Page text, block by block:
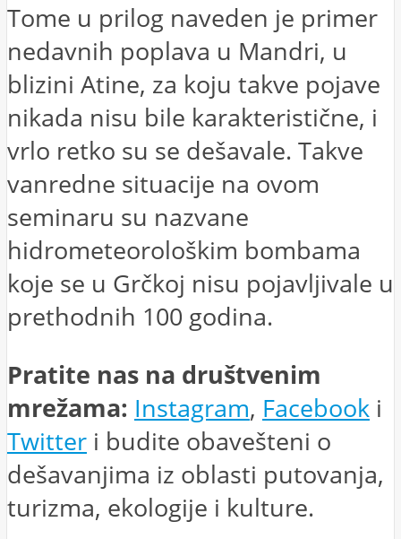
Tome u prilog naveden je primer
nedavnih poplava u Mandri, u
blizini Atine, za koju takve pojave
nikada nisu bile karakteristične, i
vrlo retko su se dešavale. Takve
vanredne situacije na ovom
seminaru su nazvane
hidrometeorološkim bombama
koje se u Grčkoj nisu pojavljivale u
prethodnih 100 godina.
Pratite nas na društvenim
mrežama: Instagram, Facebook i
Twitter i budite obavešteni o
dešavanjima iz oblasti putovanja,
turizma, ekologije i kulture.